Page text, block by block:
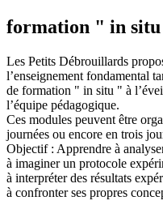
formation " in situ
Les Petits Débrouillards
l’enseignement fondamental
de formation " in situ " à
l’équipe pédagogique.
Ces modules peuvent être
journées ou encore en trois
Objectif : Apprendre à
à imaginer un protocole
à interpréter des résultats
à confronter ses propres